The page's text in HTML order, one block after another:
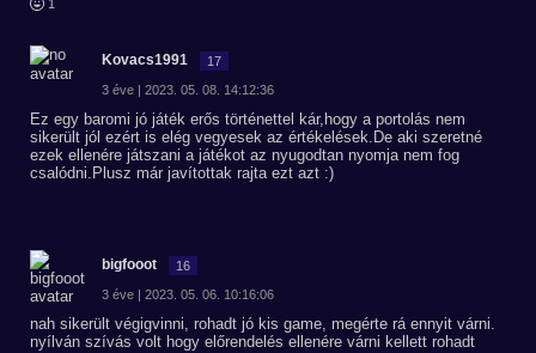
1
Kovacs1991 17
3 éve | 2023. 05. 08. 14:12:36
Ez egy baromi jó játék erős történettel kár,hogy a portolás nem
sikerült jól ezért is elég vegyesek az értékelések.De aki szeretné
ezek ellenére játszani a játékot az nyugodtan nyomja nem fog
csalódni.Plusz már javítottak rajta ezt azt :)
bigfooot 16
3 éve | 2023. 05. 06. 10:16:06
nah sikerült végigvinni, rohadt jó kis game, megérte rá ennyit várni.
nyílván szívás volt hogy előrendelés ellenére várni kellett rohadt